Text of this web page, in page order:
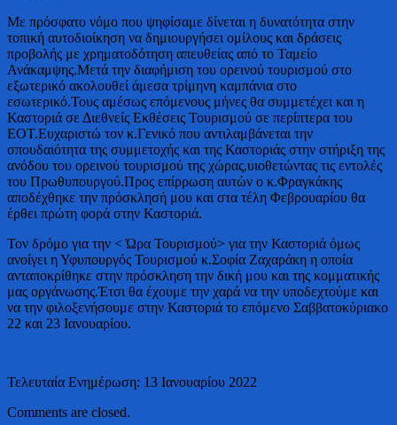
Με πρόσφατο νόμο που ψηφίσαμε δίνεται η δυνατότητα στην
τοπική αυτοδιοίκηση να δημιουργήσει ομίλους και δράσεις
προβολής με χρηματοδότηση απευθείας από το Ταμείο
Ανάκαμψης.Μετά την διαφήμιση του ορεινού τουρισμού στο
εξωτερικό ακολουθεί άμεσα τρίμηνη καμπάνια στο
εσωτερικό.Τους αμέσως επόμενους μήνες θα συμμετέχει και η
Καστοριά σε Διεθνείς Εκθέσεις Τουρισμού σε περίπτερα του
ΕΟΤ.Ευχαριστώ τον κ.Γενικό που αντιλαμβάνεται την
σπουδαιότητα της συμμετοχής και της Καστοριάς στην στήριξη της
ανόδου του ορεινού τουρισμού της χώρας,υιοθετώντας τις εντολές
του Πρωθυπουργού.Προς επίρρωση αυτών ο κ.Φραγκάκης
αποδέχθηκε την πρόσκλησή μου και στα τέλη Φεβρουαρίου θα
έρθει πρώτη φορά στην Καστοριά.
Τον δρόμο για την < Ώρα Τουρισμού> για την Καστοριά όμως
ανοίγει η Υφυπουργός Τουρισμού κ.Σοφία Ζαχαράκη η οποία
ανταποκρίθηκε στην πρόσκληση την δική μου και της κομματικής
μας οργάνωσης.Έτσι θα έχουμε την χαρά να την υποδεχτούμε και
να την φιλοξενήσουμε στην Καστοριά το επόμενο Σαββατοκύριακο
22 και 23 Ιανουαρίου.
Τελευταία Ενημέρωση: 13 Ιανουαρίου 2022
Comments are closed.